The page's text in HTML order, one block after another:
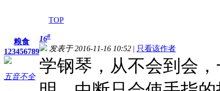
TOP
粮食
123456789
五音不全
16#
发表于 2016-11-16 10:52 | 只看该作者
学钢琴，从不会到会